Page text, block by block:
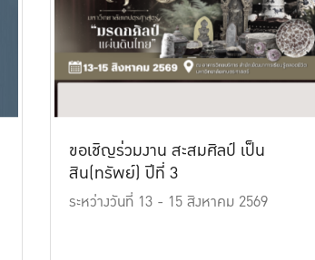
ขอเชิญร่วมงาน สะสมศิลป์ เป็น
สิน(ทรัพย์) ปีที่ 3
ระหว่างวันที่ 13 - 15 สิงหาคม 2569